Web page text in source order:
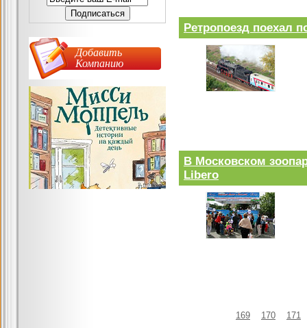
Ретропоезд поехал
В Московском
Libero
169 170 171
Добавить
Компанию